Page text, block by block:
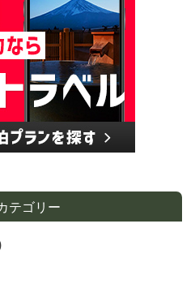
テゴリー